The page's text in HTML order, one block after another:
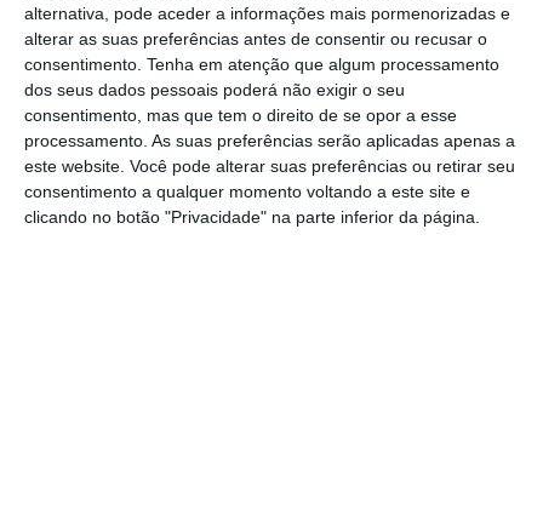
alternativa, pode aceder a informações mais pormenorizadas e
alterar as suas preferências antes de consentir ou recusar o
consentimento. Tenha em atenção que algum processamento
dos seus dados pessoais poderá não exigir o seu
consentimento, mas que tem o direito de se opor a esse
processamento. As suas preferências serão aplicadas apenas a
este website. Você pode alterar suas preferências ou retirar seu
consentimento a qualquer momento voltando a este site e
clicando no botão "Privacidade" na parte inferior da página.
De que forma? Assine o ECO Premium e
tenha acesso a notícias exclusivas, à
opinião que conta, às reportagens e
especiais que mostram o outro lado da
história.